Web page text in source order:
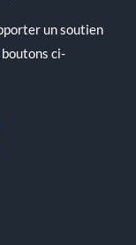
un soutien
ci-